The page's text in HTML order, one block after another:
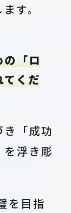
す。
の「ロ
てくだ
「成功
浮き彫
を目指